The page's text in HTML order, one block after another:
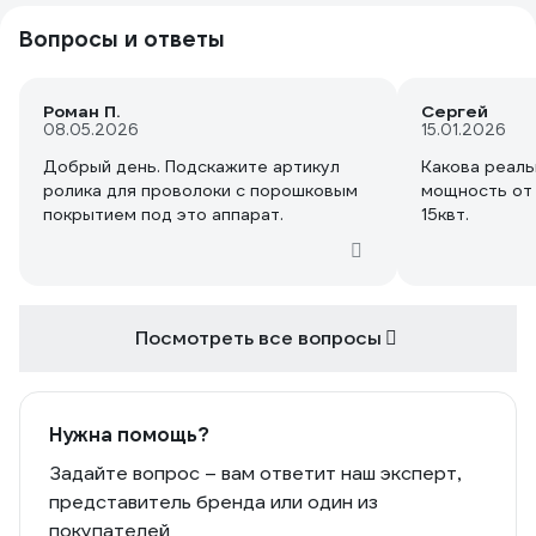
Вопросы и ответы
Роман П.
08.05.2026
Добрый день. Подскажите артикул
ролика для проволоки с порошковым
покрытием под это аппарат.
Сергей
15.01.2026
Какова
мощность от
15квт.
Посмотреть все вопросы
Нужна помощь?
Задайте вопрос – вам ответит наш эксперт,
представитель бренда или один из
покупателей